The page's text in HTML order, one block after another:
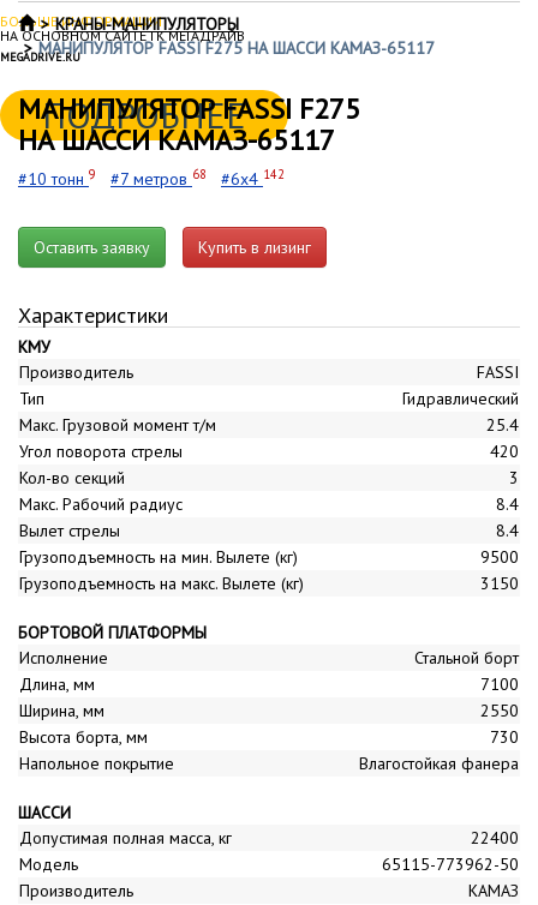
БОЛЬШЕ ИНФОРМАЦИИ
НА ОСНОВНОМ САЙТЕ ГК МЕГАДРАЙВ
MEGADRIVE.RU
ПОДРОБНЕЕ
КРАНЫ-МАНИПУЛЯТОРЫ
МАНИПУЛЯТОР FASSI F275 НА ШАССИ КАМАЗ-65117
МАНИПУЛЯТОР FASSI F275
НА ШАССИ КАМАЗ-65117
#10 тонн 9 #7 метров 68 #6x4 142
Оставить заявку Купить в лизинг
Характеристики
КМУ
Производитель
FASSI
Тип
Гидравлический
Макс. Грузовой момент т/м
25.4
Угол поворота стрелы
420
Кол-во секций
3
Макс. Рабочий радиус
8.4
Вылет стрелы
8.4
Грузоподъемность на мин. Вылете (кг)
9500
Грузоподъемность на макс. Вылете (кг)
3150
БОРТОВОЙ ПЛАТФОРМЫ
Исполнение
Стальной борт
Длина, мм
7100
Ширина, мм
2550
Высота борта, мм
730
Напольное покрытие
Влагостойкая фанера
ШАССИ
Допустимая полная масса, кг
22400
Модель
65115-773962-50
Производитель
КАМАЗ